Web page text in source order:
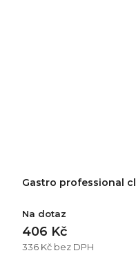
Gastro professional
Na dotaz
336 Kč bez DPH
406 Kč